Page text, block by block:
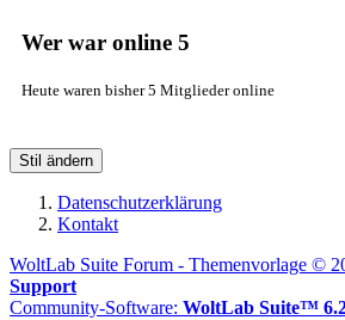
Wer war online 5
Heute waren bisher 5 Mitglieder online
Stil ändern
Datenschutzerklärung
Kontakt
WoltLab Suite Forum - Themenvorlage ©
Support
Community-Software: WoltLab Suite™